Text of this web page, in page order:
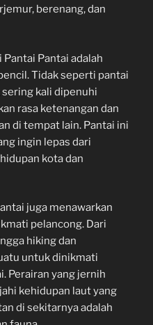
berenang, dan
Pantai adalah
Tidak seperti pantai
kali dipenuhi
rasa ketenangan dan
di tempat lain. Pantai ini
ingin lepas dari
kota dan
juga menawarkan
pelancong. Dari
hiking dan
untuk dinikmati
Perairan yang jernih
kehidupan laut yang
di sekitarnya adalah